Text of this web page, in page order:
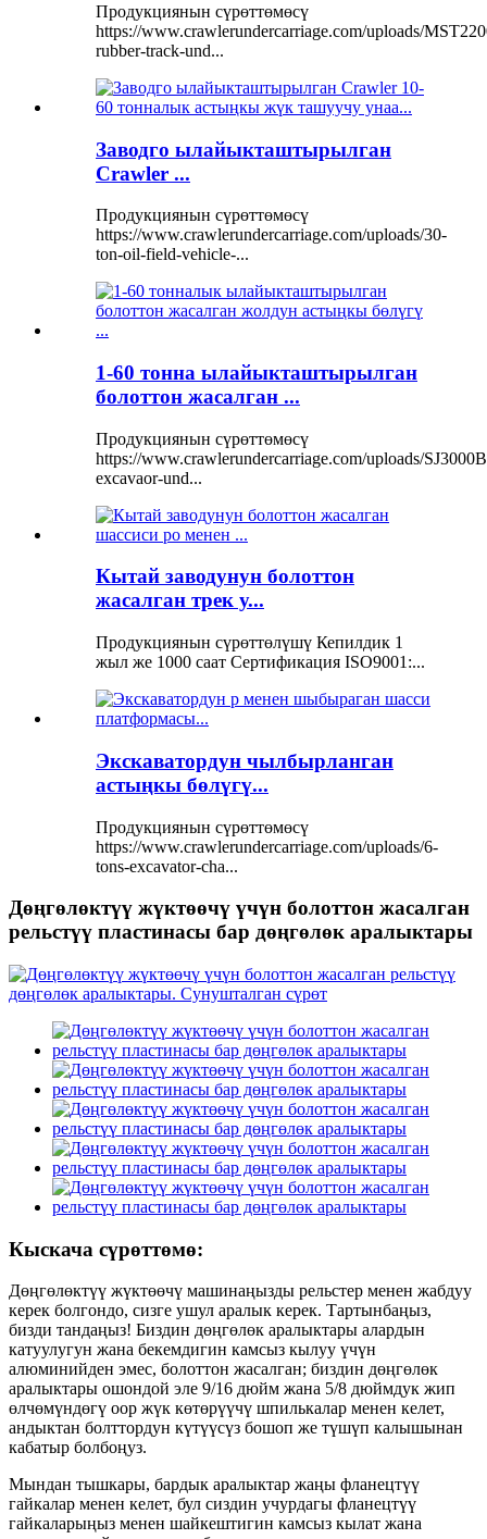
Продукциянын сүрөттөмөсү
https://www.crawlerundercarriage.com/uploads/
rubber-track-und...
Заводго ылайыкташтырылган
Crawler ...
Продукциянын сүрөттөмөсү
https://www.crawlerundercarriage.com/uploads/30-
ton-oil-field-vehicle-...
1-60 тонна ылайыкташтырылган
болоттон жасалган ...
Продукциянын сүрөттөмөсү
https://www.crawlerundercarriage.com/uploads/
excavaor-und...
Кытай заводунун болоттон
жасалган трек у...
Продукциянын сүрөттөлүшү Кепилдик 1
жыл же 1000 саат Сертификация ISO9001:...
Экскаватордун чылбырланган
астыңкы бөлүгү...
Продукциянын сүрөттөмөсү
https://www.crawlerundercarriage.com/uploads/6-
tons-excavator-cha...
Дөңгөлөктүү жүктөөчү үчүн болоттон жасалган
рельстүү пластинасы бар дөңгөлөк аралыктары
Кыскача сүрөттөмө:
Дөңгөлөктүү жүктөөчү машинаңызды рельстер менен жабдуу
керек болгондо, сизге ушул аралык керек. Тартынбаңыз,
бизди тандаңыз! Биздин дөңгөлөк аралыктары алардын
катуулугун жана бекемдигин камсыз кылуу үчүн
алюминийден эмес, болоттон жасалган; биздин дөңгөлөк
аралыктары ошондой эле 9/16 дюйм жана 5/8 дюймдук жип
өлчөмүндөгү оор жүк көтөрүүчү шпилькалар менен келет,
андыктан болттордун күтүүсүз бошоп же түшүп калышынан
кабатыр болбоңуз.
Мындан тышкары, бардык аралыктар жаңы фланецтүү
гайкалар менен келет, бул сиздин учурдагы фланецтүү
гайкаларыңыз менен шайкештигин камсыз кылат жана